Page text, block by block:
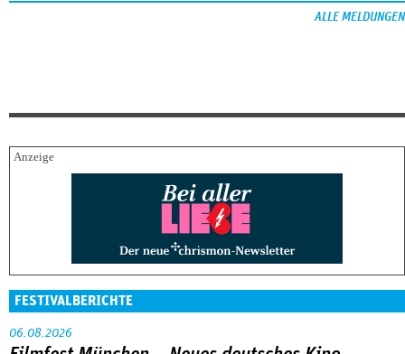
ALLE MELDUNGEN
FESTIVALBERICHTE
06.08.2026